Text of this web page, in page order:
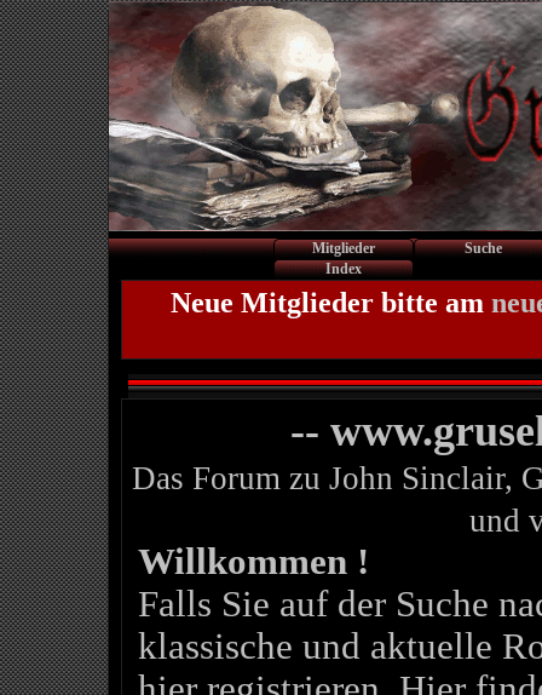
Mitglieder
Suche
Index
Neue Mitglieder bitte am
--
Das Forum zu John Sinclair,
und
Willkommen !
Falls Sie auf der Suche
klassische und aktuelle